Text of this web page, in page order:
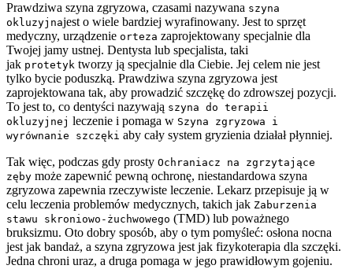
Prawdziwa szyna zgryzowa, czasami nazywana szyna
okluzyjnajest o wiele bardziej wyrafinowany. Jest to sprzęt
medyczny, urządzenie orteza zaprojektowany specjalnie dla
Twojej jamy ustnej. Dentysta lub specjalista, taki
jak protetyk tworzy ją specjalnie dla Ciebie. Jej celem nie jest
tylko bycie poduszką. Prawdziwa szyna zgryzowa jest
zaprojektowana tak, aby prowadzić szczękę do zdrowszej pozycji.
To jest to, co dentyści nazywają szyna do terapii
okluzyjnej leczenie i pomaga w Szyna zgryzowa i
wyrównanie szczęki aby cały system gryzienia działał płynniej.
Tak więc, podczas gdy prosty Ochraniacz na zgrzytające
zęby może zapewnić pewną ochronę, niestandardowa szyna
zgryzowa zapewnia rzeczywiste leczenie. Lekarz przepisuje ją w
celu leczenia problemów medycznych, takich jak Zaburzenia
stawu skroniowo-żuchwowego (TMD) lub poważnego
bruksizmu. Oto dobry sposób, aby o tym pomyśleć: osłona nocna
jest jak bandaż, a szyna zgryzowa jest jak fizykoterapia dla szczęki.
Jedna chroni uraz, a druga pomaga w jego prawidłowym gojeniu.